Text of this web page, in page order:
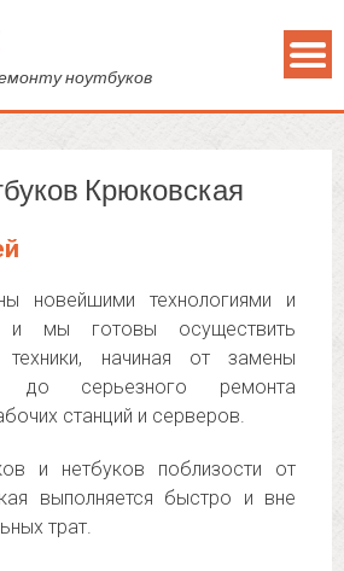
ноутбуков
Крюковская
новейшими технологиями и
и мы готовы осуществить
начиная от замены
до серьезного ремонта
станций и серверов.
и нетбуков поблизости от
выполняется быстро и вне
трат.